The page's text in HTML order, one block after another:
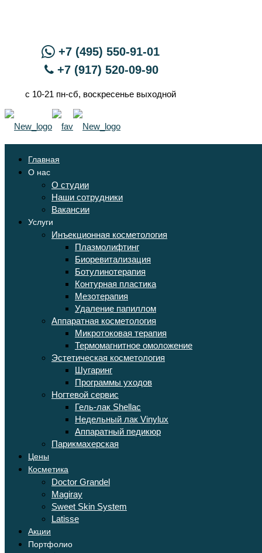
+7 (495) 550-91-01
+7 (917) 520-09-90
с 10-21 пн-сб, воскресенье выходной
Главная
О нас
О студии
Наши сотрудники
Вакансии
Услуги
Инъекционная косметология
Плазмолифтинг
Биоревитализация
Ботулинотерапия
Контурная пластика
Мезотерапия
Удаление папиллом
Аппаратная косметология
Микротоковая терапия
Термомагнитное омоложение
Эстетическая косметология
Шугаринг
Программы уходов
Ногтевой сервис
Гель-лак Shellac
Недельный лак Vinylux
Аппаратный педикюр
Парикмахерская
Цены
Косметика
Doctor Grandel
Magiray
Sweet Skin System
Latisse
Акции
Портфолио